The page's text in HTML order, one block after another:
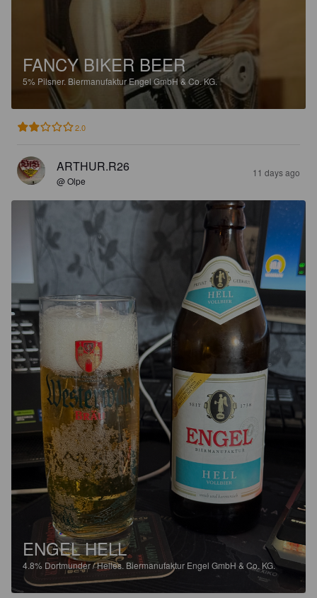
FANCY BIKER BEER
5% Pilsner. Biermanufaktur Engel GmbH & Co. KG.
2.0
ARTHUR.R26
@ Olpe
11 days ago
ENGEL HELL
4.8% Dortmunder / Helles. Biermanufaktur Engel GmbH & Co. KG.